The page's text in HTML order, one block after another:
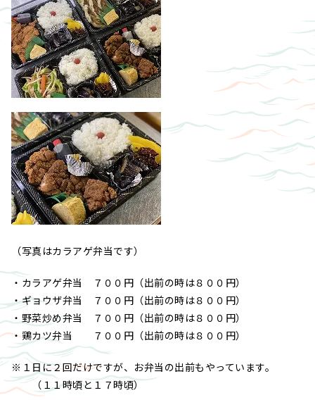
（写真はカラアゲ弁当です）
・カラアゲ弁当 ７００円（出前の時は８００円）
・ギョウザ弁当 ７００円（出前の時は８００円）
・野菜炒め弁当 ７００円（出前の時は８００円）
・鶏カツ弁当 ７００円（出前の時は８００円）
※１日に２回だけですが、お弁当の出前もやっています。
（１１時頃と１７時頃）